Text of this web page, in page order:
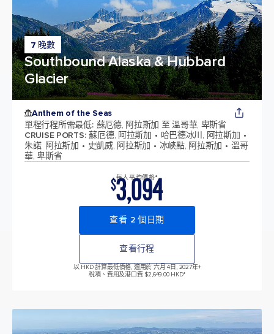
7 晚數
Southbound Alaska & Hubbard
Glacier
Anthem of the Seas
單程行程所需最低: 蘇厄德, 阿拉斯加 至 溫哥華, 卑斯省
CRUISE PORTS: 蘇厄德, 阿拉斯加
哈巴德冰川, 阿拉斯加
朱諾, 阿拉斯加
史凱威, 阿拉斯加 冰峽點, 阿拉斯加
溫哥
華, 卑斯省
每人平均價格*
$3,094
查看 2 個日期
查看行程
以 HKD 計算最低價格, 適用於 六月 4日, 2027年+
稅項、費用及港口費 $2,649.00 HKD*